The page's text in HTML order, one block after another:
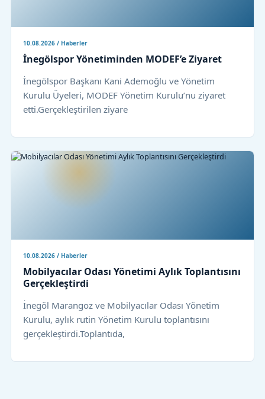
10.08.2026 / Haberler
İnegölspor Yönetiminden MODEF’e Ziyaret
İnegölspor Başkanı Kani Ademoğlu ve Yönetim
Kurulu Üyeleri, MODEF Yönetim Kurulu’nu ziyaret
etti.Gerçekleştirilen ziyare
10.08.2026 / Haberler
Mobilyacılar Odası Yönetimi Aylık Toplantısını
Gerçekleştirdi
İnegöl Marangoz ve Mobilyacılar Odası Yönetim
Kurulu, aylık rutin Yönetim Kurulu toplantısını
gerçekleştirdi.Toplantıda,